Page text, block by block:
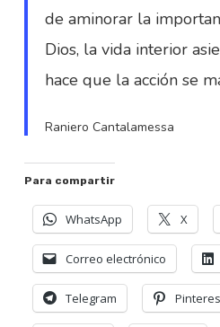
de aminorar la
Dios, la vida interior
hace que la acción se
Raniero Cantalamessa
Para compartir
WhatsApp X
Correo electrónico
Telegram